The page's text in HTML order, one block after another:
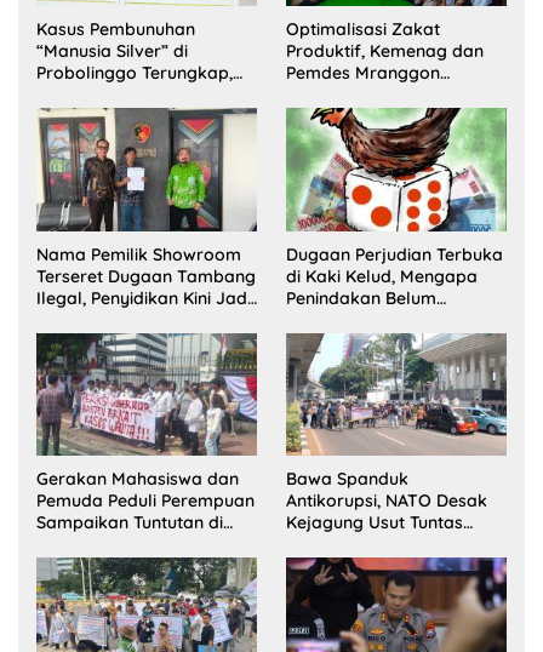
Kasus Pembunuhan
“Manusia Silver” di
Probolinggo Terungkap,
Satu Buron
Optimalisasi Zakat
Produktif, Kemenag dan
Pemdes Mranggon
Pelaksana Kampung
Zakat
Nama Pemilik Showroom
Terseret Dugaan Tambang
Ilegal, Penyidikan Kini Jadi
Dugaan Perjudian Terbuka
di Kaki Kelud, Mengapa
Penindakan Belum
Gerakan Mahasiswa dan
Pemuda Peduli Perempuan
Sampaikan Tuntutan di
Bawa Spanduk
Antikorupsi, NATO Desak
Kejagung Usut Tuntas